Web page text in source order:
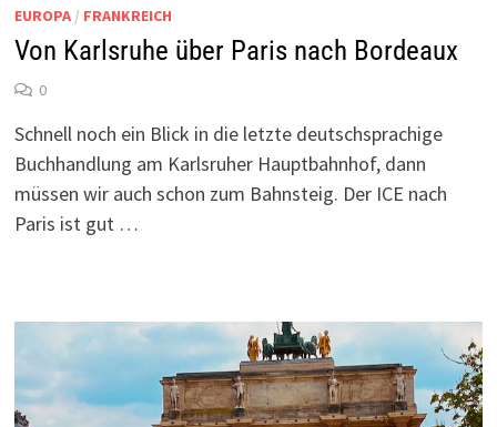
EUROPA/ FRANKREICH
Von Karlsruhe über Paris nach Bordeaux
0
Schnell noch ein Blick in die letzte deutschsprachige
Buchhandlung am Karlsruher Hauptbahnhof, dann
müssen wir auch schon zum Bahnsteig. Der ICE nach
Paris ist gut …